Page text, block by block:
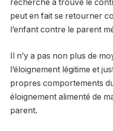
recherche a trouvé le
peut en fait se retourner
l’enfant contre le parent
Il n’y a pas non plus de
l’éloignement légitime et
propres comportements
éloignement alimenté de
parent.